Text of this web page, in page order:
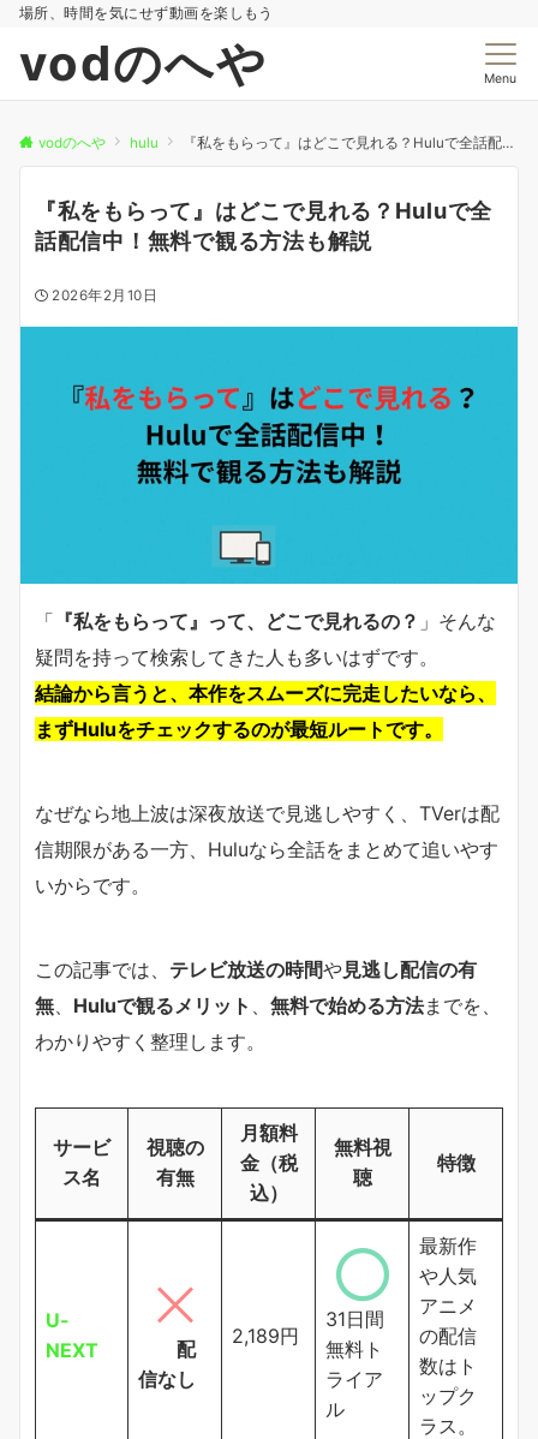
場所、時間を気にせず動画を楽しもう
vodのへや Menu
vodのへや hulu 『私をもらって』はどこで見れる？Huluで全話配信中！無料で観る方法も解説
『私をもらって』はどこで見れる？Huluで全
話配信中！無料で観る方法も解説
2026年2月10日
「 『私をもらって』って、どこで見れるの？ 」そんな
疑問を持って検索してきた人も多いはずです。
結論から言うと、本作をスムーズに完走したいなら、
まずHuluをチェックするのが最短ルートです。
なぜなら地上波は深夜放送で見逃しやすく、TVerは配
信期限がある一方、Huluなら全話をまとめて追いやす
いからです。
この記事では、 テレビ放送の時間や見逃し配信の有
無
Huluで観るメリット 無料で始める方法までを、
わかりやすく整理します。
サービ
ス名
視聴の
有無
月額料
金（税
込）
無料視
聴
特徴
U-
NEXT
配
信なし
2,189円
31日間
無料ト
ライア
ル
最新作
や人気
アニメ
の配信
数はト
ップク
ラス。